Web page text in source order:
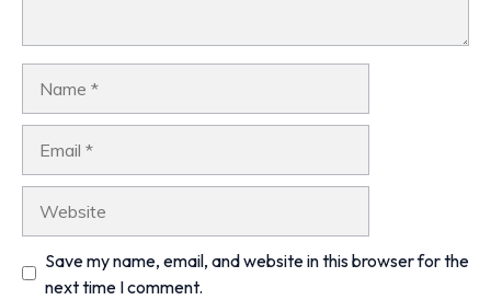
Save my name, email, and website in this browser for the
next time I comment.